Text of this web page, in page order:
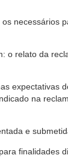
necessários
o relato da
expectativas
na
e
finalidades